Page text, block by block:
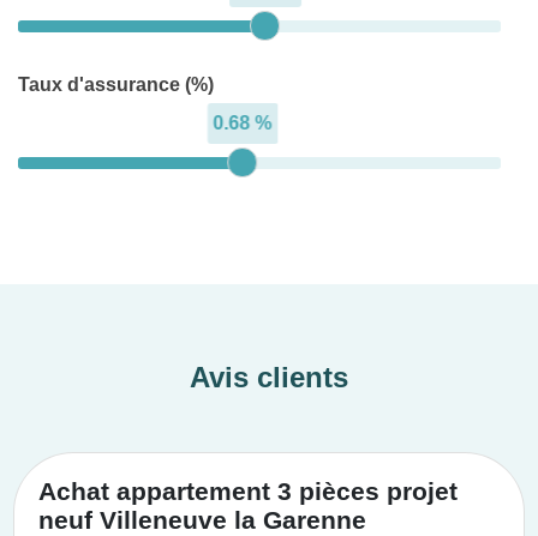
Taux d'assurance (%)
0.68 %
Avis clients
Achat appartement 3 pièces projet
neuf Villeneuve la Garenne